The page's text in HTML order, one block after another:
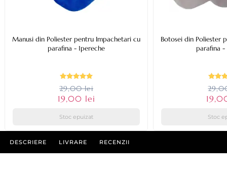
Manusi din Poliester pentru Impachetari cu
parafina - 1pereche
29,00 lei
19,00 lei
Stoc epuizat
Botosei din Poliester
parafina -
Stoc
DESCRIERE LIVRARE RECENZII